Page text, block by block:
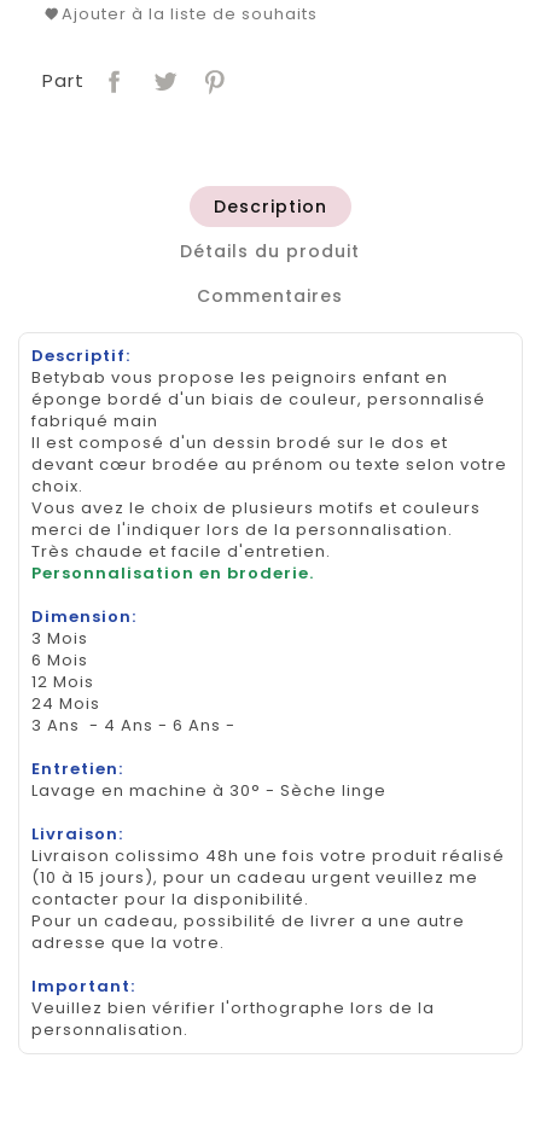
Ajouter à la liste de souhaits
Part
Description
Détails du produit
Commentaires
Descriptif:
Betybab vous propose les peignoirs enfant en
éponge bordé d'un biais de couleur, personnalisé
fabriqué main
Il est composé d'un dessin brodé sur le dos et
devant cœur brodée au prénom ou texte selon votre
choix.
Vous avez le choix de plusieurs motifs et couleurs
merci de l'indiquer lors de la personnalisation.
Très chaude et facile d'entretien.
Personnalisation en broderie.
Dimension:
3 Mois
6 Mois
12 Mois
24 Mois
3 Ans - 4 Ans - 6 Ans -
Entretien:
Lavage en machine à 30° - Sèche linge
Livraison:
Livraison colissimo 48h une fois votre produit réalisé
(10 à 15 jours), pour un cadeau urgent veuillez me
contacter pour la disponibilité.
Pour un cadeau, possibilité de livrer a une autre
adresse que la votre.
Important:
Veuillez bien vérifier l'orthographe lors de la
personnalisation.